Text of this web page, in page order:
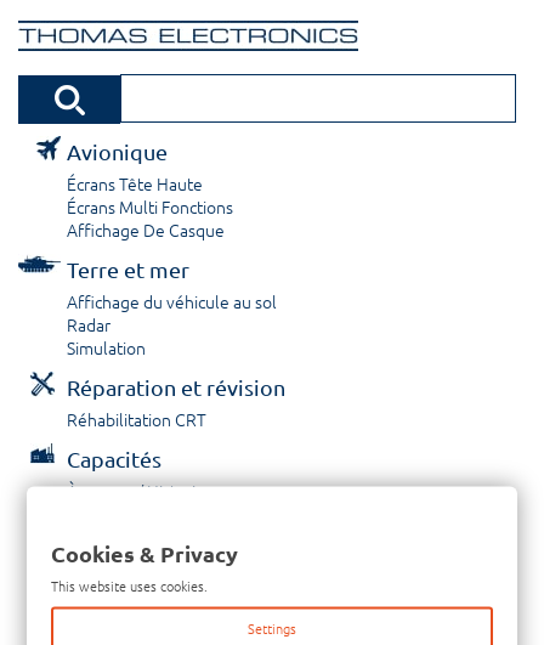
Avionique
Écrans Tête Haute
Écrans Multi Fonctions
Affichage De Casque
Terre et mer
Affichage du véhicule au sol
Radar
Simulation
Réparation et révision
Réhabilitation CRT
Capacités
À propos / Historique
Contactez nous
Tél: +33-380-600-290
Télécopieur: +33-380-600-294
Cookies & Privacy
This website uses cookies.
Settings